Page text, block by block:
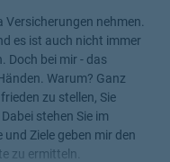
Versicherungen nehmen.
es ist auch nicht immer
Doch bei mir - das
Warum? Ganz
zu stellen, Sie
stehen Sie im
Ziele geben mir den
zu ermitteln.